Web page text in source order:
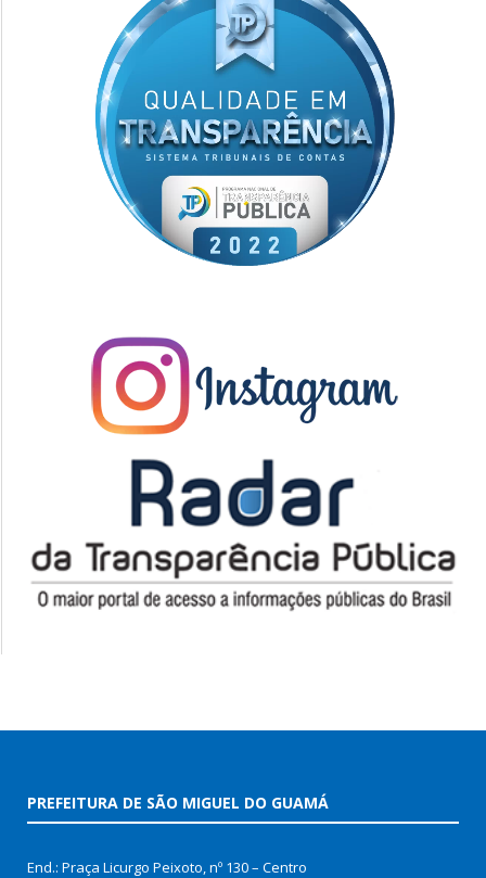
PREFEITURA DE SÃO MIGUEL DO GUAMÁ
End.: Praça Licurgo Peixoto, nº 130 – Centro